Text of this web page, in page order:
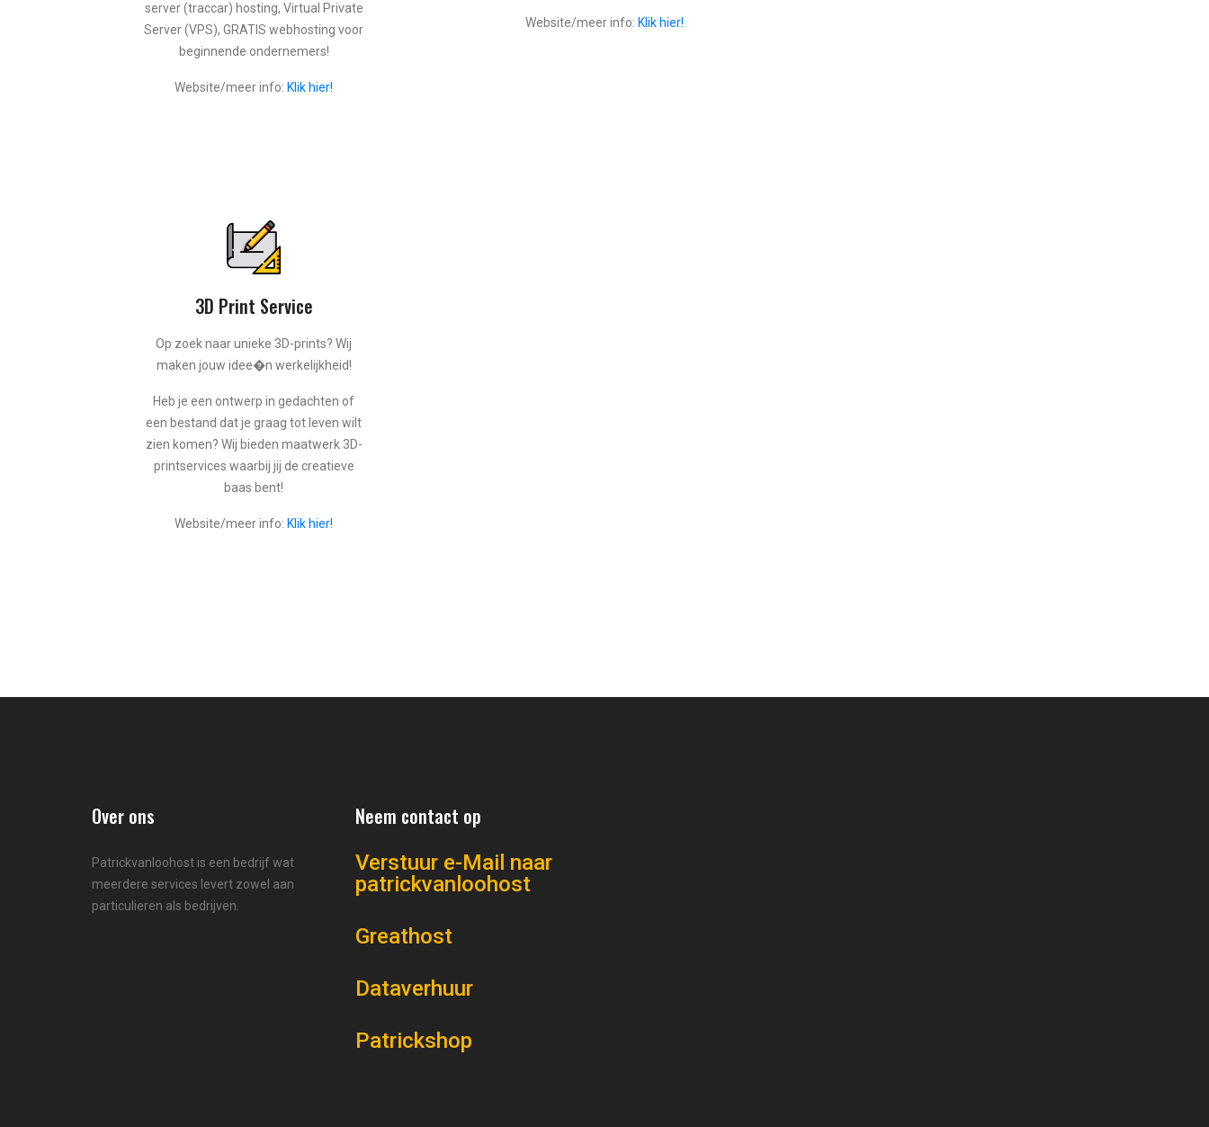
server (traccar) hosting, Virtual Private
Server (VPS), GRATIS webhosting voor
beginnende ondernemers!
Website/meer info: Klik hier!
Website/meer info: Klik hier!
3D Print Service
Op zoek naar unieke 3D-prints? Wij
maken jouw idee�n werkelijkheid!
Heb je een ontwerp in gedachten of
een bestand dat je graag tot leven wilt
zien komen? Wij bieden maatwerk 3D-
printservices waarbij jij de creatieve
baas bent!
Website/meer info: Klik hier!
Over ons
Patrickvanloohost is een bedrijf wat
meerdere services levert zowel aan
particulieren als bedrijven.
Neem contact op
Verstuur e-Mail naar
patrickvanloohost
Greathost
Dataverhuur
Patrickshop